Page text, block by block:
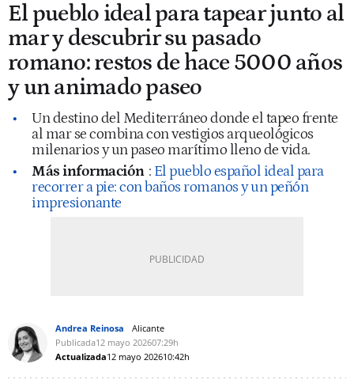
El pueblo ideal para tapear junto al
mar y descubrir su pasado
romano: restos de hace 5000 años
y un animado paseo
Un destino del Mediterráneo donde el tapeo frente
al mar se combina con vestigios arqueológicos
milenarios y un paseo marítimo lleno de vida.
Más información : El pueblo español ideal para
recorrer a pie: con baños romanos y un peñón
impresionante
Andrea Reinosa
Alicante
Publicada12 mayo 202607:29h
Actualizada12 mayo 202610:42h